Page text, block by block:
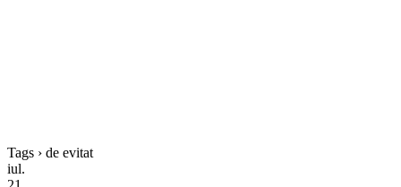
Tags › de evitat
iul.